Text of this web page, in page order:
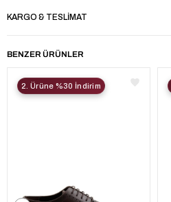
KARGO & TESLIMAT
BENZER ÜRÜNLER
2. Ürüne %30 İndirim